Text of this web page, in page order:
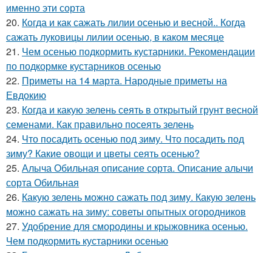
именно эти сорта
20. Когда и как сажать лилии осенью и весной.. Когда
сажать луковицы лилии осенью, в каком месяце
21. Чем осенью подкормить кустарники. Рекомендации
по подкормке кустарников осенью
22. Приметы на 14 марта. Народные приметы на
Евдокию
23. Когда и какую зелень сеять в открытый грунт весной
семенами. Как правильно посеять зелень
24. Что посадить осенью под зиму. Что посадить под
зиму? Какие овощи и цветы сеять осенью?
25. Алыча Обильная описание сорта. Описание алычи
сорта Обильная
26. Какую зелень можно сажать под зиму. Какую зелень
можно сажать на зиму: советы опытных огородников
27. Удобрение для смородины и крыжовника осенью.
Чем подкормить кустарники осенью